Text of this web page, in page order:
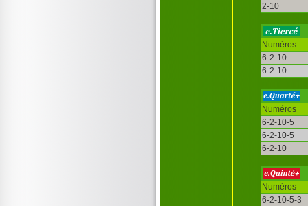
2-10
Numéros
6-2-10
6-2-10
Numéros
6-2-10-5
6-2-10-5
6-2-10
Numéros
6-2-10-5-3